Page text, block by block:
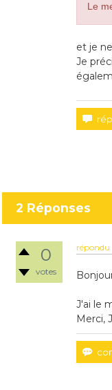
Le
et je
Je
2 Réponses
0
votes
répondu
J'ai le
Merci,